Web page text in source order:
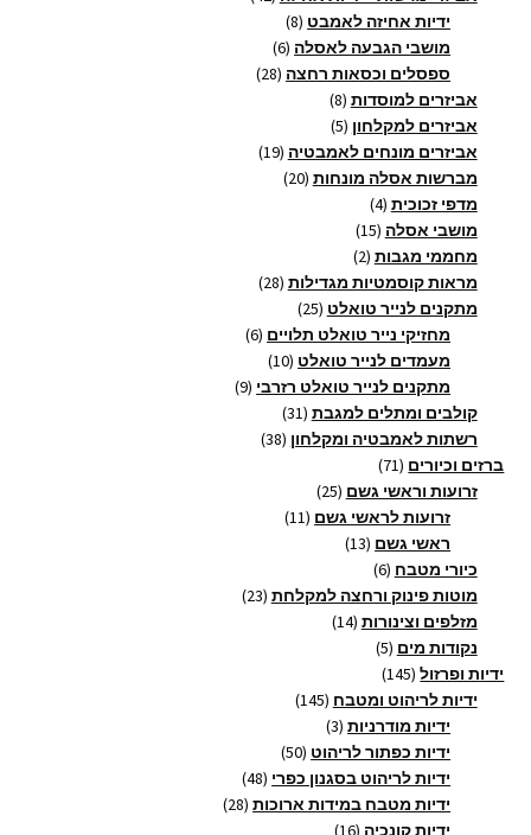
ידיות אחיזה לאמבט 8
8
מוצרים מושבי הגבעה לאסלה 6
6
מוצרים ספסלים וכסאות רחצה 28
28
אביזרים למוסדות 8
8
מוצרים
אביזרים למקלחון 5
5
מוצרים
אביזרים מונחים לאמבטיה 19
19
מברשות אסלה מונחות 20
20
מדפי זכוכית 4
4
מוצרים מושבי אסלה 15
15
מוצרים
מחממי מגבות 2
2
מוצרים
מראות קוסמטיות מגדילות 28
28
מתקנים לנייר טואלט 25
25
מוצרים
מחזיקי נייר טואלט תלויים 6
6
מעמדים לנייר טואלט 10
10
מוצריםמתקנים לנייר טואלט רזרבי 9
9
קולבים ומתלים למגבת 31
31
מוצרים רשתות לאמבטיה ומקלחון 38
38
ברזים וכיורים 71
71
מוצרים
זרועות וראשי גשם 25
25
מוצריםזרועות לראשי גשם 11
11
ראשי גשם 13
13
כיורי מטבח 6
6
מוצרים
מוטות פינוק ורחצה למקלחת 23
23
מזלפים וצינורות 14
14
נקודות מים 5
5
ידיות ופרזול 145
145
מוצרים
ידיות לריהוט ומטבח 145
145
ידיות מודרניות 3
3
מוצריםידיות כפתור לריהוט 50
50
מוצריםידיות לריהוט בסגנון כפרי 48
48
מוצרים ידיות מטבח במידות ארוכות 28
28
16